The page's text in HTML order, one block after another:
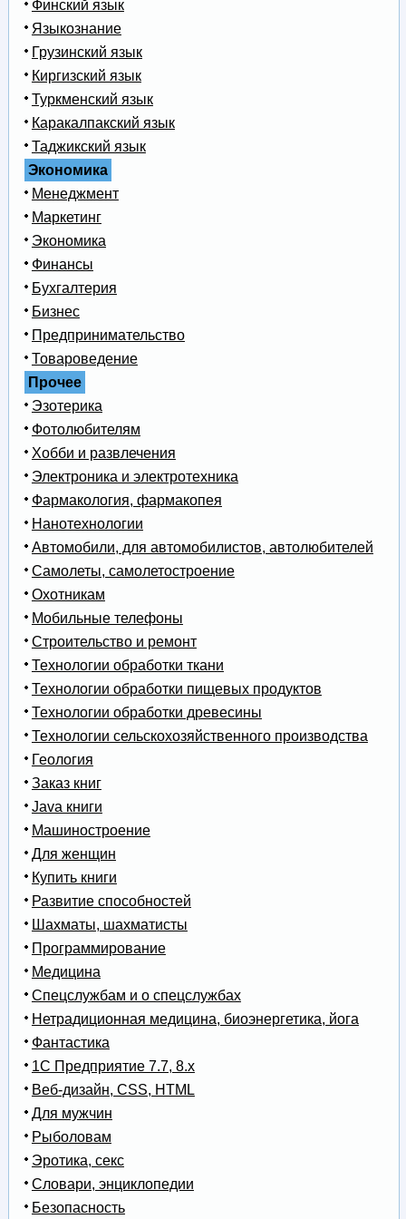
Финский язык
Языкознание
Грузинский язык
Киргизский язык
Туркменский язык
Каракалпакский язык
Таджикский язык
Экономика
Менеджмент
Маркетинг
Экономика
Финансы
Бухгалтерия
Бизнес
Предпринимательство
Товароведение
Прочее
Эзотерика
Фотолюбителям
Хобби и развлечения
Электроника и электротехника
Фармакология, фармакопея
Нанотехнологии
Автомобили, для автомобилистов, автолюбителей
Самолеты, самолетостроение
Охотникам
Мобильные телефоны
Строительство и ремонт
Технологии обработки ткани
Технологии обработки пищевых продуктов
Технологии обработки древесины
Технологии сельскохозяйственного производства
Геология
Заказ книг
Java книги
Машиностроение
Для женщин
Купить книги
Развитие способностей
Шахматы, шахматисты
Программирование
Медицина
Спецслужбам и о спецслужбах
Нетрадиционная медицина, биоэнергетика, йога
Фантастика
1С Предприятие 7.7, 8.x
Веб-дизайн, CSS, HTML
Для мужчин
Рыболовам
Эротика, секс
Словари, энциклопедии
Безопасность